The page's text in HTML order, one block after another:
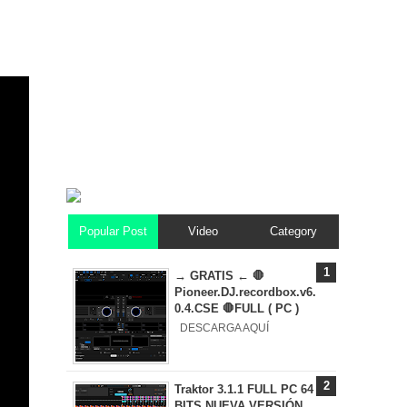
Popular Post Video Category
→ GRATIS ← 🛑
Pioneer.DJ.recordbox.v6.
0.4.CSE 🛑FULL ( PC )
DESCARGA AQUÍ
Traktor 3.1.1 FULL PC 64